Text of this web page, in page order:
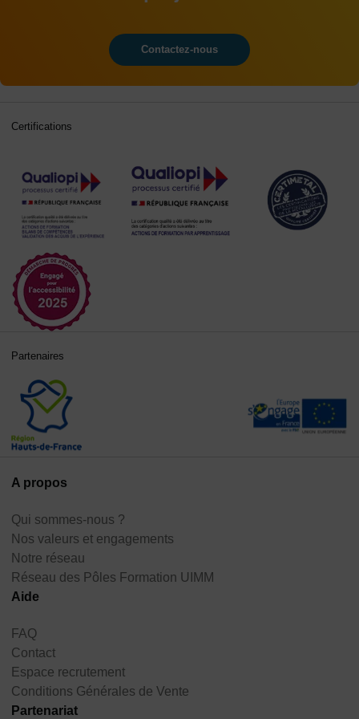
Contactez-nous
A propos
Qui sommes-nous ?
Nos valeurs et engagements
Notre réseau
Réseau des Pôles Formation UIMM
Aide
FAQ
Contact
Espace recrutement
Conditions Générales de Vente
Partenariat
Certifications
Partenaires